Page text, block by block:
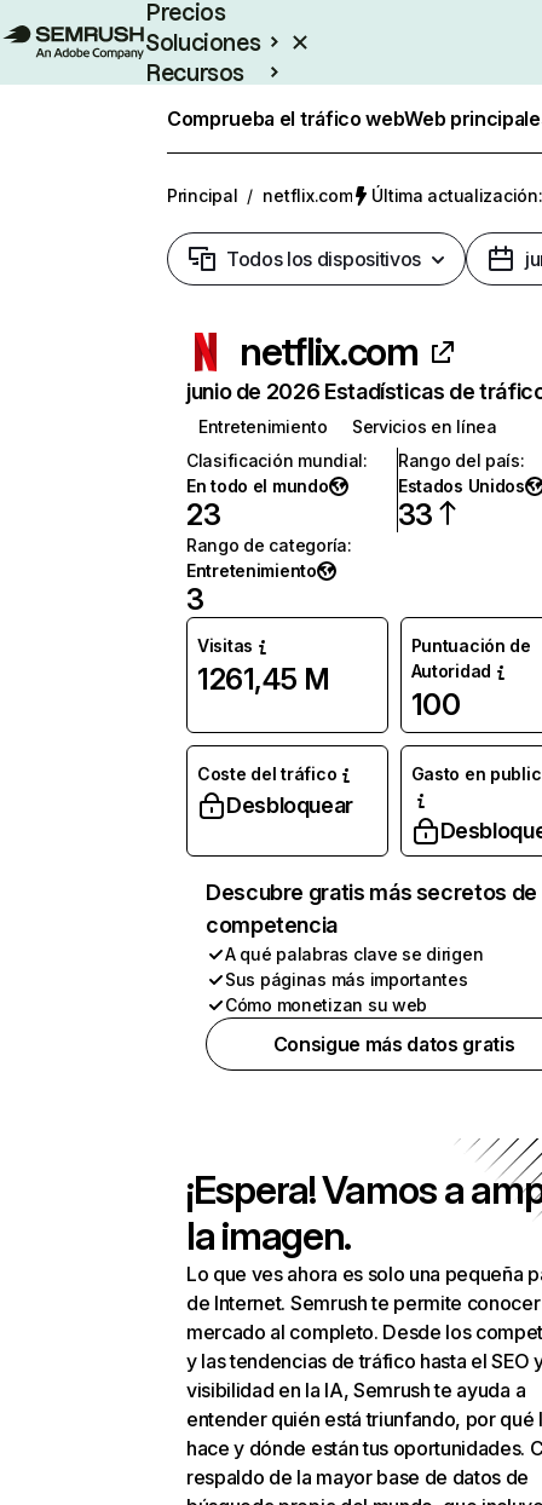
Precios
Soluciones
Recursos
Comprueba el tráfico webWeb
Principal / netflix.com Última
Todos los dispositivos
netflix.com
junio de 2026 Estadísticas de
Entretenimiento
Servicios en línea
Clasificación mundial:
En todo el mundo
23
Rango del país:
Estados Unidos
33
Rango de categoría:
Entretenimiento
3
Visitas
1261,45 M
Puntuación de
Autoridad
100
Coste del tráfico
Desbloquear
Gasto en
Descubre gratis más secretos de
competencia
A qué palabras clave se dirigen
Sus páginas más importantes
Cómo monetizan su web
Consigue más datos gratis
¡Espera! Vamos a
la imagen.
Lo que ves ahora es solo una pequeña
de Internet. Semrush te permite
mercado al completo. Desde los
y las tendencias de tráfico hasta el SEO
visibilidad en la IA, Semrush te ayuda a
entender quién está triunfando, por qué
hace y dónde están tus oportunidades.
respaldo de la mayor base de datos de